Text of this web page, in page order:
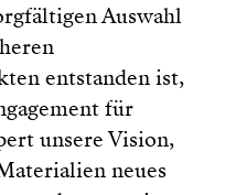
Auswahl
entstanden ist,
für
unsere Vision,
neues